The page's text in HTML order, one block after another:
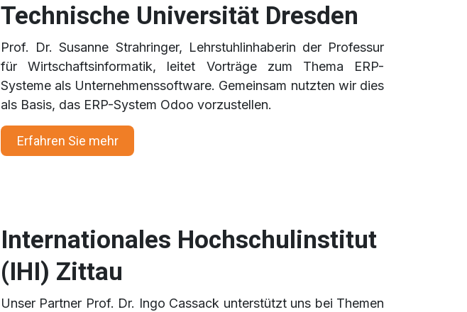
Technische Universität Dresden
Prof. Dr. Susanne Strahringer, Lehrstuhlinhaberin der Professur
für Wirtschaftsinformatik, leitet Vorträge zum Thema ERP-
Systeme als Unternehmenssoftware. Gemeinsam nutzten wir dies
als Basis, das ERP-System Odoo vorzustellen.
Erfahren Sie mehr
Internationales Hochschulinstitut
(IHI) Zittau
Unser Partner Prof. Dr. Ingo Cassack unterstützt uns bei Themen